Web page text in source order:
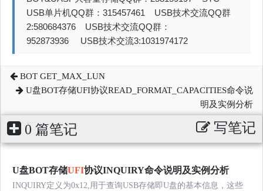
USB单片机QQ群：315457461 USB技术交流QQ群
2:580684376 USB技术交流QQ群：
952873936 USB技术交流3:1031974172
BOT GET_MAX_LUN
U盘BOT存储UFI协议READ_FORMAT_CAPACITIES命令说
明及实例分析
0 篇笔记 写笔记
U盘BOT存储UFI协议INQUIRY命令说明及实例分析
INQUIRY定义为0x12,用于查询USB存储即U盘的基本信息，这些